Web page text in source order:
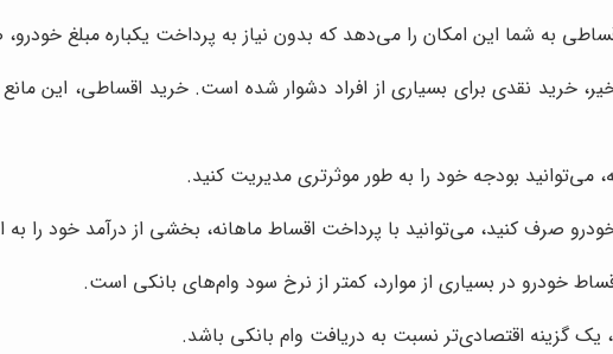
به شما این امکان را می‌دهد که بدون نیاز به پرداخت یکباره مبلغ
خرید نقدی برای بسیاری از افراد دشوار شده است. خرید اقساطی، این
می‌توانید بودجه خود را به طور موثرتری مدیریت کنید.
صرف کنید، می‌توانید با پرداخت اقساط ماهانه، بخشی از درآمد خود را
خودرو در بسیاری از موارد، کمتر از نرخ سود وام‌های بانکی است.
گزینه اقتصادی‌تر نسبت به دریافت وام بانکی باشد.